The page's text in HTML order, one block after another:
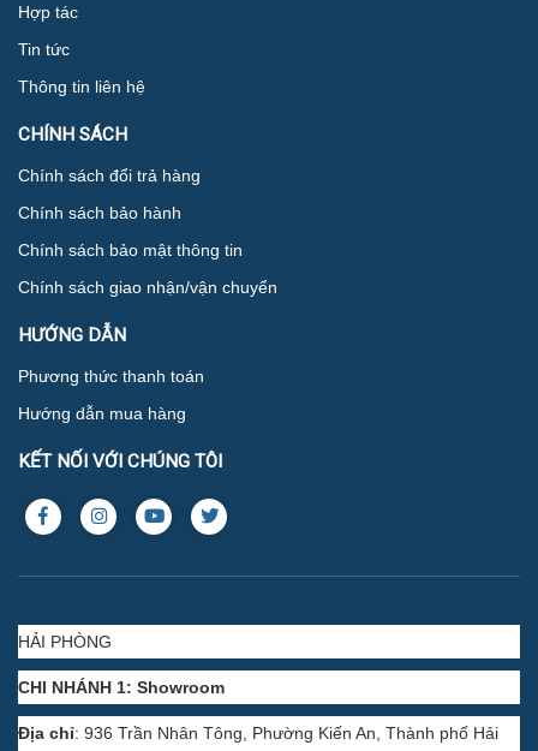
Hợp tác
Tin tức
Thông tin liên hệ
CHÍNH SÁCH
Chính sách đổi trả hàng
Chính sách bảo hành
Chính sách bảo mật thông tin
Chính sách giao nhận/vận chuyển
HƯỚNG DẪN
Phương thức thanh toán
Hướng dẫn mua hàng
KẾT NỐI VỚI CHÚNG TÔI
HẢI PHÒNG
CHI NHÁNH 1: Showroom
Địa chỉ: 936 Trần Nhân Tông, Phường Kiến An, Thành phố Hải